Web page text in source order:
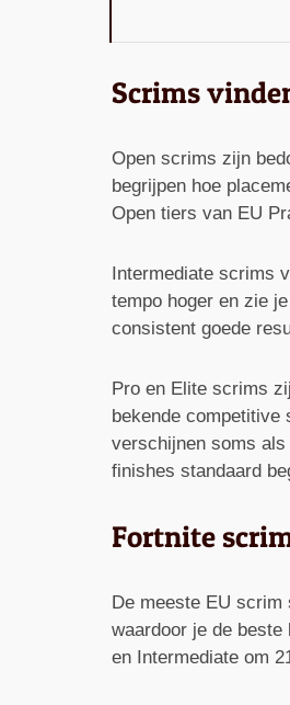
Scrims
Open scrims zijn
begrijpen hoe
Open tiers van EU
Intermediate scrims
tempo hoger en zie
consistent goede
Pro en Elite scrims
bekende competitive
verschijnen soms
finishes standaard
Fortnite
De meeste EU scrim
waardoor je de
en Intermediate om